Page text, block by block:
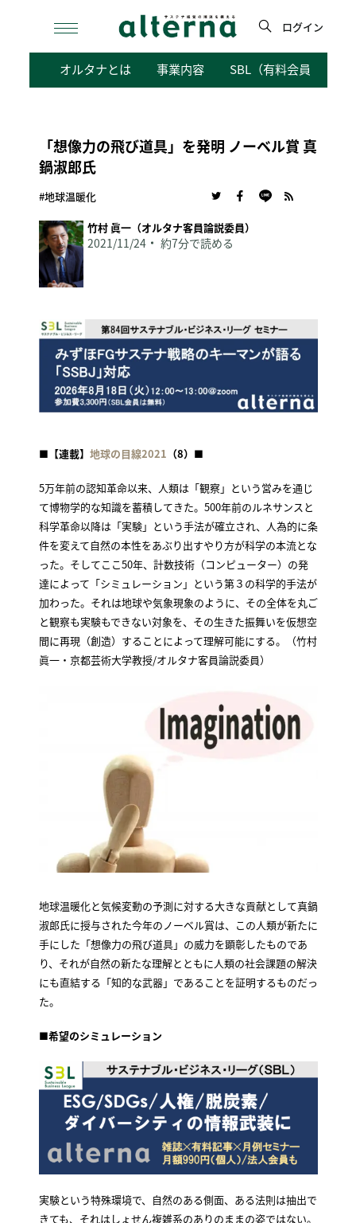
検
ログイン
オルタナとは 事業内容 SBL（有料会員向けサ
「想像力の飛び道具」を発明 ノーベル賞 真
鍋淑郎氏
#地球温暖化
竹村 眞一（オルタナ客員論説委員）
2021/11/24 約7分で読める
■ 【連載】 地球の目線2021 （8） ■
5万年前の認知革命以来、人類は「観察」という営みを通じ
て博物学的な知識を蓄積してきた。500年前のルネサンスと
科学革命以降は「実験」という手法が確立され、人為的に条
件を変えて自然の本性をあぶり出すやり方が科学の本流とな
った。そしてここ50年、計数技術（コンピューター）の発
達によって「シミュレーション」という第３の科学的手法が
加わった。それは地球や気象現象のように、その全体を丸ご
と観察も実験もできない対象を、その生きた振舞いを仮想空
間に再現（創造）することによって理解可能にする。（竹村
眞一・京都芸術大学教授/オルタナ客員論説委員）
地球温暖化と気候変動の予測に対する大きな貢献として真鍋
淑郎氏に授与された今年のノーベル賞は、この人類が新たに
手にした「想像力の飛び道具」の威力を顕彰したものであ
り、それが自然の新たな理解とともに人類の社会課題の解決
にも直結する「知的な武器」であることを証明するものだっ
た。
■希望のシミュレーション
実験という特殊環境で、自然のある側面、ある法則は抽出で
きても、それはしょせん複雑系のありのままの姿ではない。